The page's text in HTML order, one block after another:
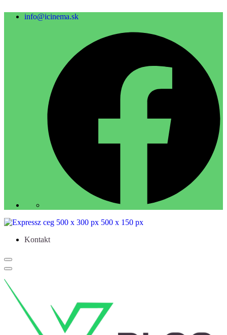
info@icinema.sk
Kontakt